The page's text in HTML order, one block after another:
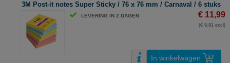
3M Post-it notes Super Sticky / 76 x 76 mm / Carnaval / 6 stuks
LEVERING IN 2 DAGEN € 11,99
(€ 9,91 excl)
In winkelwagen